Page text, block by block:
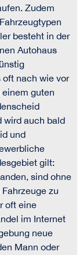
Zudem
besteht in der
Autohaus
oft nach wie vor
einem guten
wird auch bald
und
gilt:
sind ohne
zu
oft eine
im Internet
neue
Mann oder